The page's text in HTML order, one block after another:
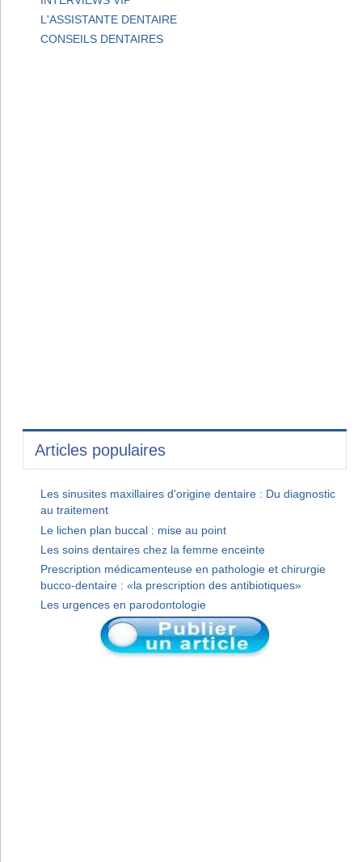
L'ASSISTANTE DENTAIRE
CONSEILS DENTAIRES
Articles populaires
Les sinusites maxillaires d'origine dentaire : Du diagnostic
au traitement
Le lichen plan buccal : mise au point
Les soins dentaires chez la femme enceinte
Prescription médicamenteuse en pathologie et chirurgie
bucco-dentaire : «la prescription des antibiotiques»
Les urgences en parodontologie